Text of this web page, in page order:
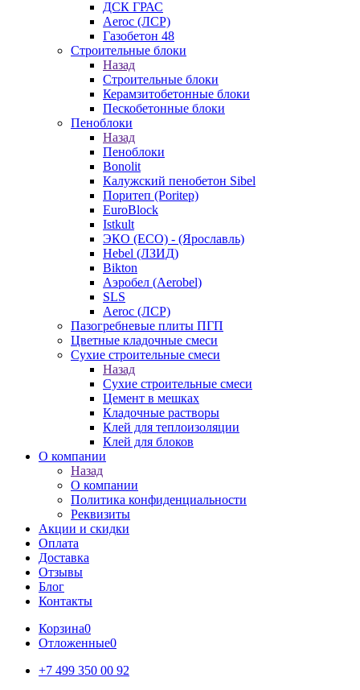
ДСК ГРАС
Aeroc (ЛСР)
Газобетон 48
Строительные блоки
Назад
Строительные блоки
Керамзитобетонные блоки
Пескобетонные блоки
Пеноблоки
Назад
Пеноблоки
Bonolit
Калужский пенобетон Sibel
Поритеп (Poritep)
EuroBlock
Istkult
ЭКО (ECO) - (Ярославль)
Hebel (ЛЗИД)
Bikton
Аэробел (Aerobel)
SLS
Aeroc (ЛСР)
Пазогребневые плиты ПГП
Цветные кладочные смеси
Сухие строительные смеси
Назад
Сухие строительные смеси
Цемент в мешках
Кладочные растворы
Клей для теплоизоляции
Клей для блоков
О компании
Назад
О компании
Политика конфиденциальности
Реквизиты
Акции и скидки
Оплата
Доставка
Отзывы
Блог
Контакты
Корзина0
Отложенные0
+7 499 350 00 92